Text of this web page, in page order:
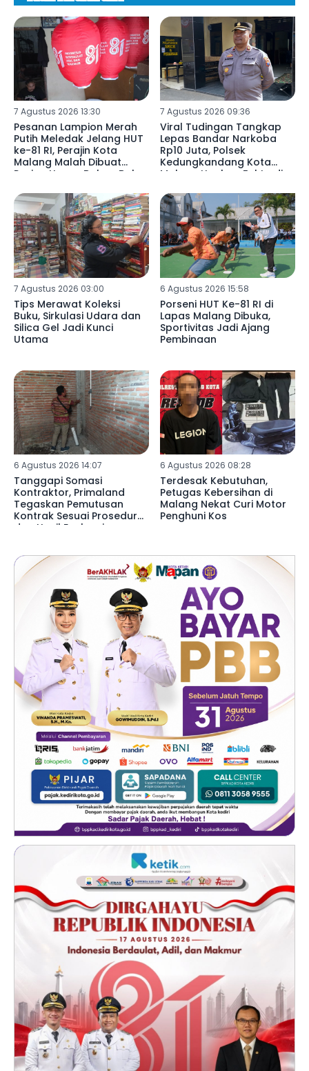
7 Agustus 2026 13:30
Pesanan Lampion Merah
Putih Meledak Jelang HUT
ke-81 RI, Perajin Kota
Malang Malah Dibuat
Pusing Harga Bahan Baku
7 Agustus 2026 09:36
Viral Tudingan Tangkap
Lepas Bandar Narkoba
Rp10 Juta, Polsek
Kedungkandang Kota
Malang Ungkap Fakta di
7 Agustus 2026 03:00
Tips Merawat Koleksi
Buku, Sirkulasi Udara dan
Silica Gel Jadi Kunci
Utama
6 Agustus 2026 15:58
Porseni HUT Ke-81 RI di
Lapas Malang Dibuka,
Sportivitas Jadi Ajang
Pembinaan
6 Agustus 2026 14:07
Tanggapi Somasi
Kontraktor, Primaland
Tegaskan Pemutusan
Kontrak Sesuai Prosedur
dan Hasil Evaluasi
6 Agustus 2026 08:28
Terdesak Kebutuhan,
Petugas Kebersihan di
Malang Nekat Curi Motor
Penghuni Kos